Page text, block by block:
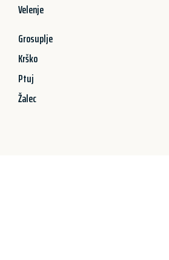
Velenje
Grosuplje
Krško
Ptuj
Žalec